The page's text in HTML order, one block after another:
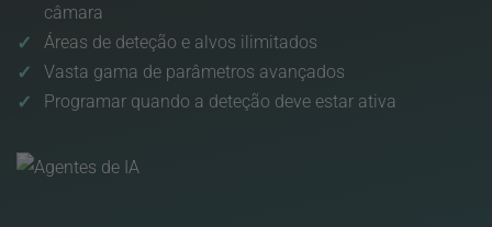
câmara
Áreas de deteção e alvos ilimitados
Vasta gama de parâmetros avançados
Programar quando a deteção deve estar ativa